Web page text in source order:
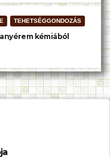
TEHETSÉGGONDOZÁS
kémiából